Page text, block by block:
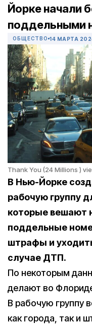
Йорке начали
поддельными
ОБЩЕСТВО 14 МАРТА
Thank You (24 Millions )
В Нью-Йорке
рабочую группу
которые вешают
поддельные
штрафы и
случае ДТП.
По некоторым
делают во
В рабочую группу
как города, так и